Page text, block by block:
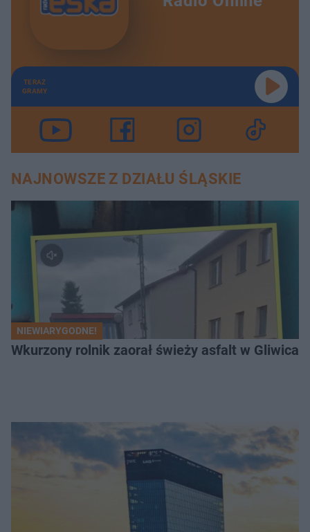
TERAZ
GRAMY
NAJNOWSZE Z DZIAŁU ŚLĄSKIE
NIEWIARYGODNE!
Wkurzony rolnik zaorał świeży asfalt w